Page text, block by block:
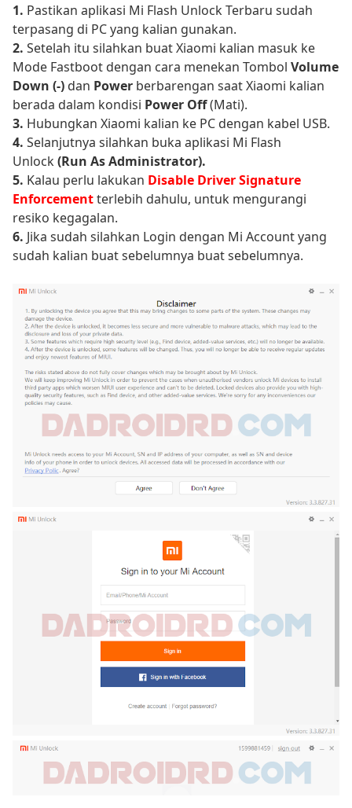
1. Pastikan aplikasi Mi Flash Unlock Terbaru sudah
terpasang di PC yang kalian gunakan.
2. Setelah itu silahkan buat Xiaomi kalian masuk ke
Mode Fastboot dengan cara menekan Tombol Volume
Down (-) dan Power berbarengan saat Xiaomi kalian
berada dalam kondisi Power Off(Mati).
3. Hubungkan Xiaomi kalian ke PC dengan kabel USB.
4. Selanjutnya silahkan buka aplikasi Mi Flash
Unlock(Run As Administrator).
5. Kalau perlu lakukan Disable Driver Signature
Enforcementterlebih dahulu, untuk mengurangi
resiko kegagalan.
6. Jika sudah silahkan Login dengan Mi Account yang
sudah kalian buat sebelumnya buat sebelumnya.